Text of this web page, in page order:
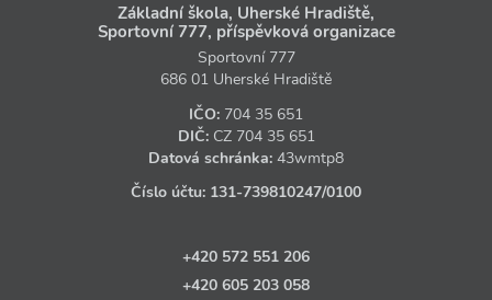
Základní škola, Uherské Hradiště,
Sportovní 777, příspěvková organizace
Sportovní 777
686 01 Uherské Hradiště
IČO: 704 35 651
DIČ: CZ 704 35 651
Datová schránka: 43wmtp8
Číslo účtu: 131‑739810247/0100
+420 572 551 206
+420 605 203 058